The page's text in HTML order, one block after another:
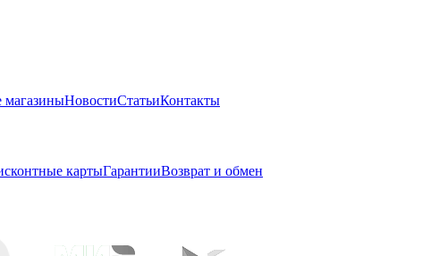
НовостиСтатьиКонтакты
картыГарантииВозврат и обмен